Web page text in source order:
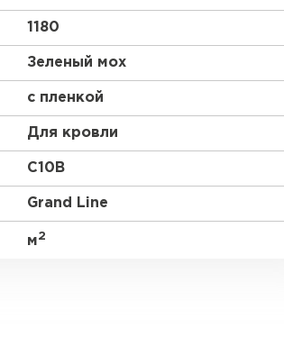
1180
Зеленый мох
с пленкой
Для кровли
C10В
Grand Line
м2